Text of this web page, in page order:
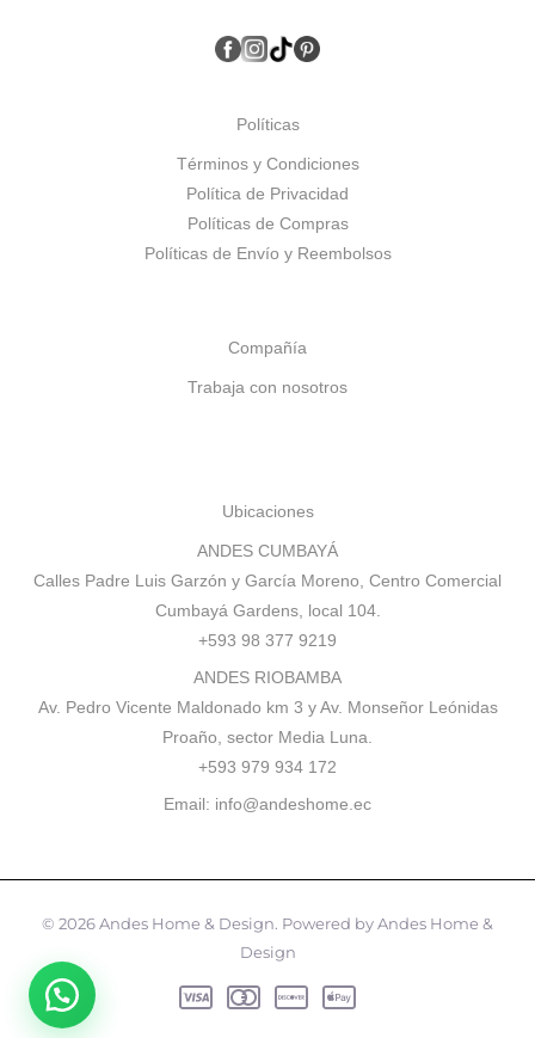
Políticas
Términos y Condiciones
Política de Privacidad
Políticas de Compras
Políticas de Envío y Reembolsos
Compañía
Trabaja con nosotros
Ubicaciones
ANDES CUMBAYÁ
Calles Padre Luis Garzón y García Moreno, Centro Comercial
Cumbayá Gardens, local 104.
+593 98 377 9219
ANDES RIOBAMBA
Av. Pedro Vicente Maldonado km 3 y Av. Monseñor Leónidas
Proaño, sector Media Luna.
+593 979 934 172
Email: info@andeshome.ec
© 2026 Andes Home & Design. Powered by Andes Home &
Design